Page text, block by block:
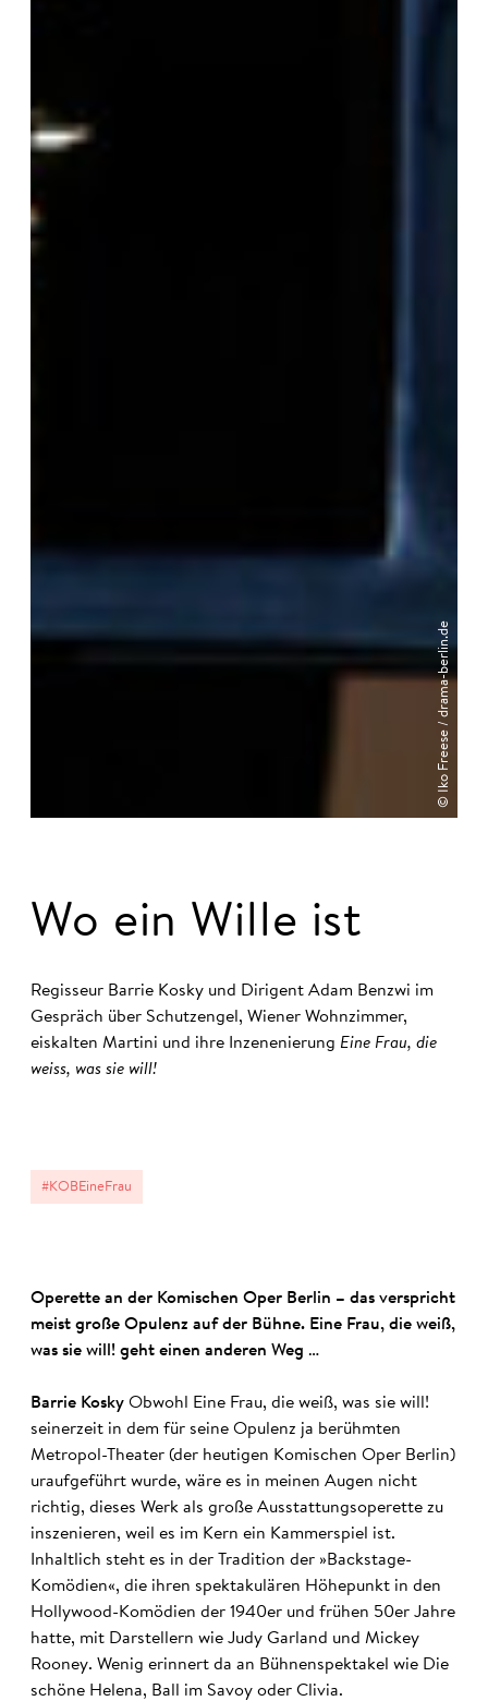
© Iko Freese / drama-berlin.de
Wo ein Wil­le ist
Regisseur Barrie Kosky und Dirigent Adam Benzwi im
Gespräch über Schutzengel, Wiener Wohnzimmer,
eiskalten Martini und ihre Inzenenierung Eine Frau, die
weiss, was sie will!
#KOBEineFrau
Operette an der Komischen Oper Berlin – das verspricht
meist große Opulenz auf der Bühne. Eine Frau, die weiß,
was sie will! geht einen anderen Weg …
Barrie Kosky Obwohl Eine Frau, die weiß, was sie will!
seinerzeit in dem für seine Opulenz ja berühmten
Metropol-Theater (der heutigen Komischen Oper Berlin)
uraufgeführt wurde, wäre es in meinen Augen nicht
richtig, dieses Werk als große Ausstattungsoperette zu
inszenieren, weil es im Kern ein Kammerspiel ist.
Inhaltlich steht es in der Tradition der »Backstage-
Komödien«, die ihren spektakulären Höhepunkt in den
Hollywood-Komödien der 1940er und frühen 50er Jahre
hatte, mit Darstellern wie Judy Garland und Mickey
Rooney. Wenig erinnert da an Bühnenspektakel wie Die
schöne Helena, Ball im Savoy oder Clivia.